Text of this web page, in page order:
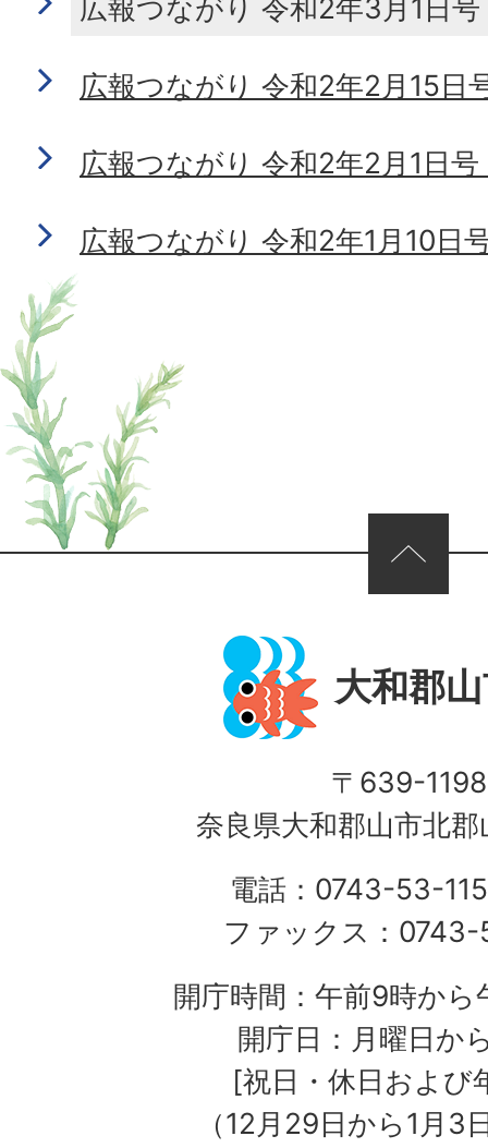
広報つながり 令和2年3月1日
広報つながり 令和2年2月15日
広報つながり 令和2年2月1日
広報つながり 令和2年1月10日
ページの先頭へ
大和郡
〒639-1198
奈良県大和郡山市北
電話：0743-53-
ファックス：
開庁時間：午前9時か
開庁日：月曜日か
[祝日・休日および
（12月29日から1月3